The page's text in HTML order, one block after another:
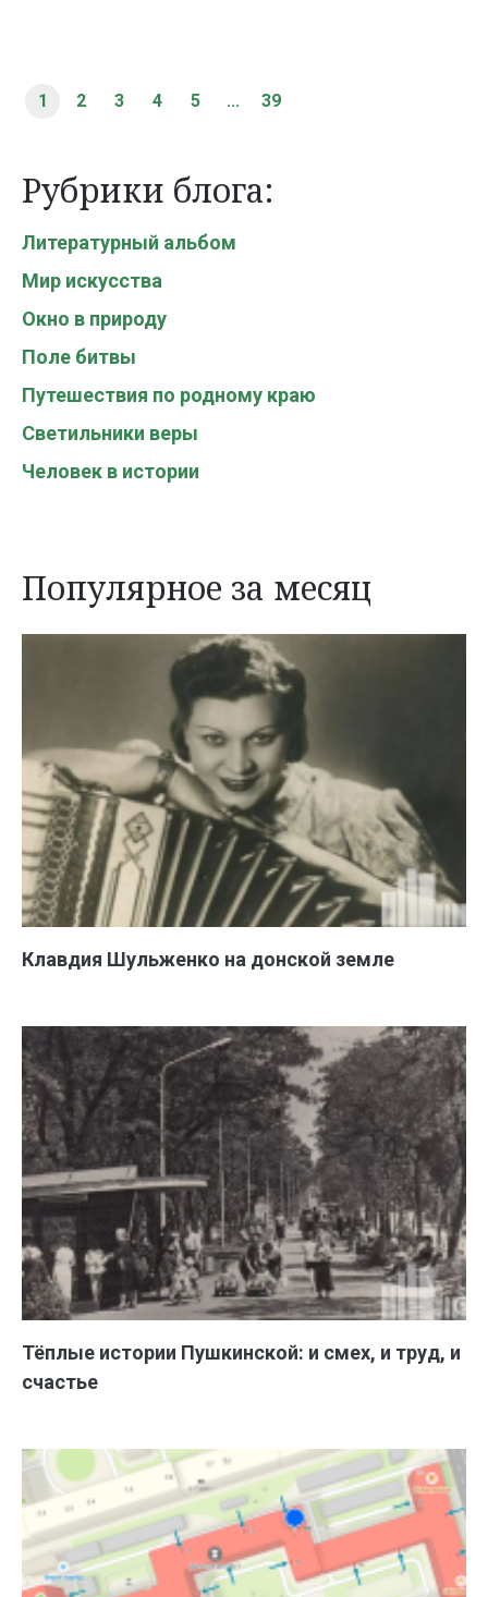
1 2 3 4 5 ... 39
Рубрики блога:
Литературный альбом
Мир искусства
Окно в природу
Поле битвы
Путешествия по родному краю
Светильники веры
Человек в истории
Популярное за месяц
Клавдия Шульженко на донской земле
Тёплые истории Пушкинской: и смех, и труд, и
счастье